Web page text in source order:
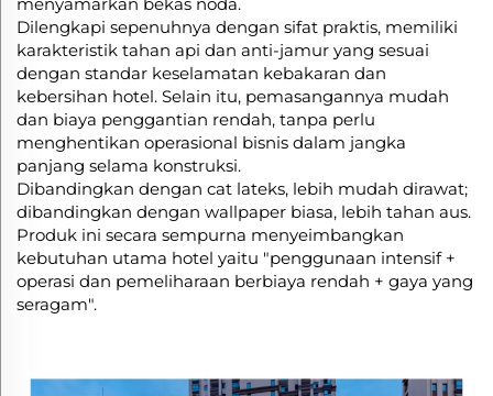
Dilengkapi sepenuhnya dengan sifat praktis, memiliki
karakteristik tahan api dan anti-jamur yang sesuai
dengan standar keselamatan kebakaran dan
kebersihan hotel. Selain itu, pemasangannya mudah
dan biaya penggantian rendah, tanpa perlu
menghentikan operasional bisnis dalam jangka
panjang selama konstruksi.
Dibandingkan dengan cat lateks, lebih mudah dirawat;
dibandingkan dengan wallpaper biasa, lebih tahan aus.
Produk ini secara sempurna menyeimbangkan
kebutuhan utama hotel yaitu "penggunaan intensif +
operasi dan pemeliharaan berbiaya rendah + gaya yang
seragam".